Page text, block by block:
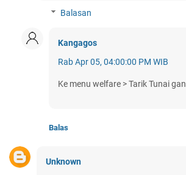
Balasan
Kangagos
Rab Apr 05, 04:00:00 PM WIB
Ke menu welfare > Tarik Tunai gan
Balas
Unknown